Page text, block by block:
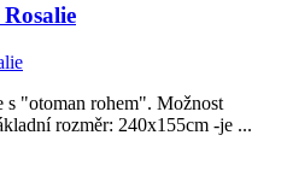
s "otoman rohem". Možnost
rozměr: 240x155cm -je ...